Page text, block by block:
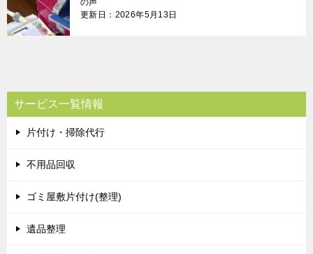
の声
更新日：2026年5月13日
サービス一覧情報
片付け・掃除代行
不用品回収
ゴミ屋敷片付け(整理)
遺品整理